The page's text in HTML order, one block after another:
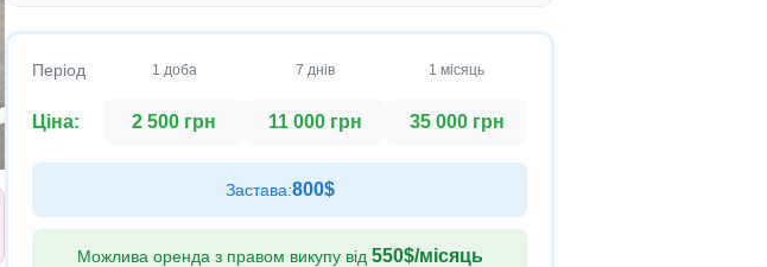
Період 1 доба 7 днів 1 місяць
Ціна: 2 500 грн 11 000 грн 35 000 грн
Застава:800$
Можлива оренда з правом викупу від 550$/місяць